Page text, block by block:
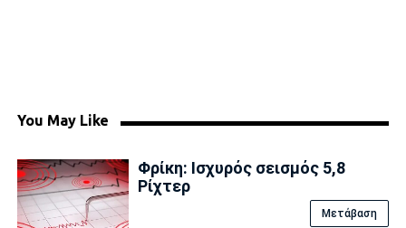
You May Like
Φρίκη: Ισχυρός σεισμός 5,8
Ρίχτερ
Μετάβαση